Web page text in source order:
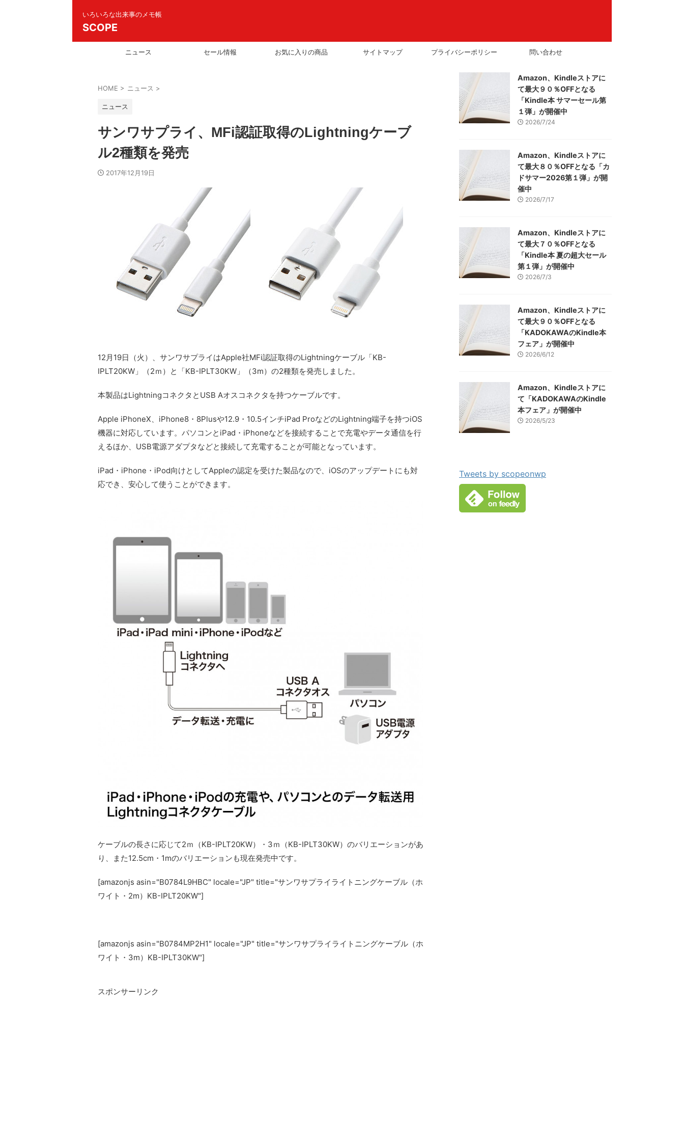
いろいろな出来事のメモ帳
SCOPE
ニュース セール情報 お気に入りの商品 サイトマップ プライバシーポリシー 問い合わせ
HOME > ニュース >
ニュース
サンワサプライ、MFi認証取得のLightningケーブ
ル2種類を発売
2017年12月19日
12月19日（火）、サンワサプライはApple社MFi認証取得のLightningケーブル「KB-
IPLT20KW」（2ｍ）と「KB-IPLT30KW」（3m）の2種類を発売しました。
本製品はLightningコネクタとUSB Aオスコネクタを持つケーブルです。
Apple iPhoneX、iPhone8・8Plusや12.9・10.5インチiPad ProなどのLightning端子を持つiOS
機器に対応しています。パソコンとiPad・iPhoneなどを接続することで充電やデータ通信を行
えるほか、USB電源アダプタなどと接続して充電することが可能となっています。
iPad・iPhone・iPod向けとしてAppleの認定を受けた製品なので、iOSのアップデートにも対
応でき、安心して使うことができます。
ケーブルの長さに応じて2ｍ（KB-IPLT20KW）・3ｍ（KB-IPLT30KW）のバリエーションがあ
り、また12.5cm・1mのバリエーションも現在発売中です。
[amazonjs asin="B0784L9HBC" locale="JP" title="サンワサプライライトニングケーブル（ホ
ワイト・2m）KB-IPLT20KW"]
[amazonjs asin="B0784MP2H1" locale="JP" title="サンワサプライライトニングケーブル（ホ
ワイト・3m）KB-IPLT30KW"]
スポンサーリンク
Amazon、Kindleストアに
て最大９０％OFFとなる
「Kindle本 サマーセール第
１弾」が開催中
2026/7/24
Amazon、Kindleストアに
て最大８０％OFFとなる「カ
ドサマー2026第１弾」が開
催中
2026/7/17
Amazon、Kindleストアに
て最大７０％OFFとなる
「Kindle本 夏の超大セール
第１弾」が開催中
2026/7/3
Amazon、Kindleストアに
て最大９０％OFFとなる
「KADOKAWAのKindle本
フェア」が開催中
2026/6/12
Amazon、Kindleストアに
て「KADOKAWAのKindle
本フェア」が開催中
2026/5/23
Tweets by scopeonwp